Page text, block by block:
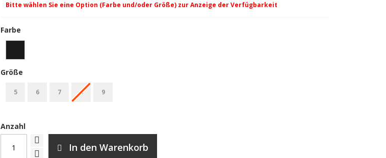
Bitte wählen Sie eine Option (Farbe und/oder Größe) zur Anzeige der Verfügbarkeit
Farbe
Größe
5 6 7 8 9
Anzahl
In den Warenkorb